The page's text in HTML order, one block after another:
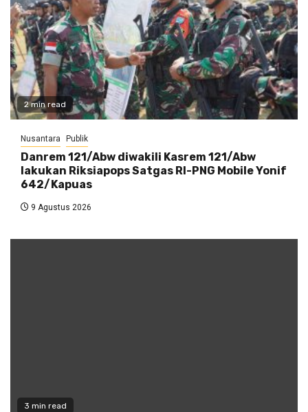
2 min read
Nusantara Publik
Danrem 121/Abw diwakili Kasrem 121/Abw
lakukan Riksiapops Satgas RI-PNG Mobile Yonif
642/Kapuas
9 Agustus 2026
3 min read